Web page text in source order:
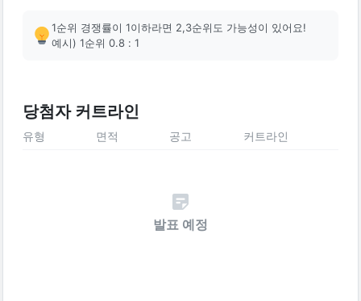
1순위 경쟁률이 1이하라면 2,3순위도 가능성이 있어요!
예시) 1순위 0.8 : 1
당첨자 커트라인
유형 면적 공고 커트라인
발표 예정